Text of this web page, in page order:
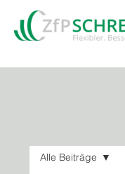
Alle Beiträge